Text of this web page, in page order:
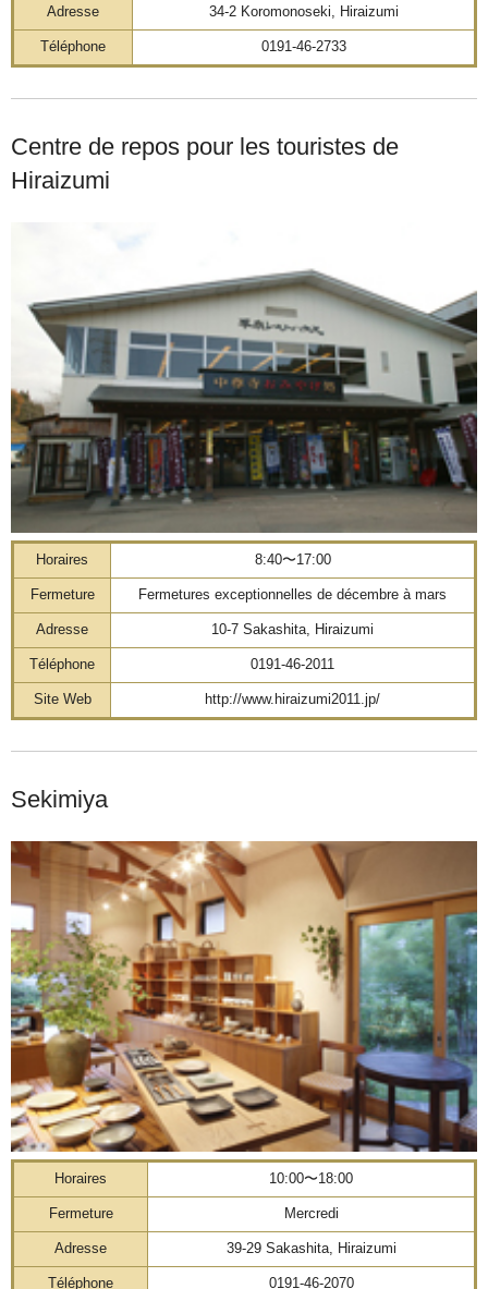
Adresse 34-2 Koromonoseki, Hiraizumi
Téléphone 0191-46-2733
Centre de repos pour les touristes de
Hiraizumi
Horaires 8:40〜17:00
Fermeture Fermetures exceptionnelles de décembre à mars
Adresse 10-7 Sakashita, Hiraizumi
Téléphone 0191-46-2011
Site Web http://www.hiraizumi2011.jp/
Sekimiya
Horaires 10:00〜18:00
Fermeture Mercredi
Adresse 39-29 Sakashita, Hiraizumi
Téléphone 0191-46-2070